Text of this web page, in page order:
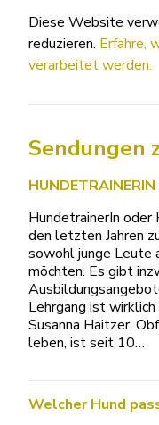
Diese Website
reduzieren. Erfahre,
verarbeitet werden.
Sendungen
HundetrainerIn
den letzten Jahren
sowohl junge Leute
möchten. Es gibt
Lehrgang ist
Susanna Haitzer,
leben, ist seit 10…
Welcher Hund